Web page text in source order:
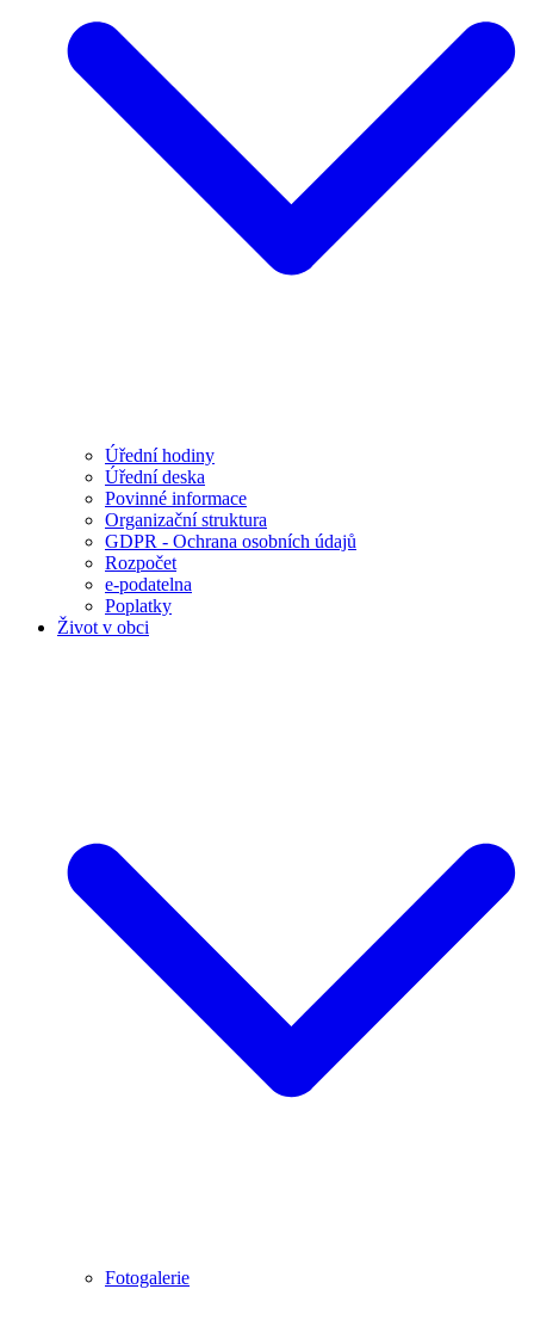
Úřední hodiny
Úřední deska
Povinné informace
Organizační struktura
GDPR - Ochrana osobních údajů
Rozpočet
e-podatelna
Poplatky
Život v obci
Fotogalerie